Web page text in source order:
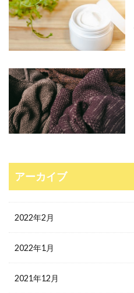
アーカイブ
2022年2月
2022年1月
2021年12月